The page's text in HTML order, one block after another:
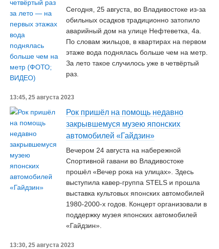
Сегодня, 25 августа, во Владивостоке из-за
обильных осадков традиционно затопило
аварийный дом на улице Нефтеветка, 4а.
По словам жильцов, в квартирах на первом
этаже вода поднялась больше чем на метр.
За лето такое случилось уже в четвёртый
раз.
13:45, 25 августа 2023
Рок пришёл на помощь недавно
закрывшемуся музею японских
автомобилей «Гайдзин»
Вечером 24 августа на набережной
Спортивной гавани во Владивостоке
прошёл «Вечер рока на улицах». Здесь
выступила кавер-группа STELS и прошла
выставка культовых японских автомобилей
1980-2000-х годов. Концерт организовали в
поддержку музея японских автомобилей
«Гайдзин».
13:30, 25 августа 2023